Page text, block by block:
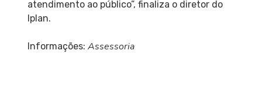
atendimento ao público”, finaliza o diretor do
Iplan.
Informações: Assessoria